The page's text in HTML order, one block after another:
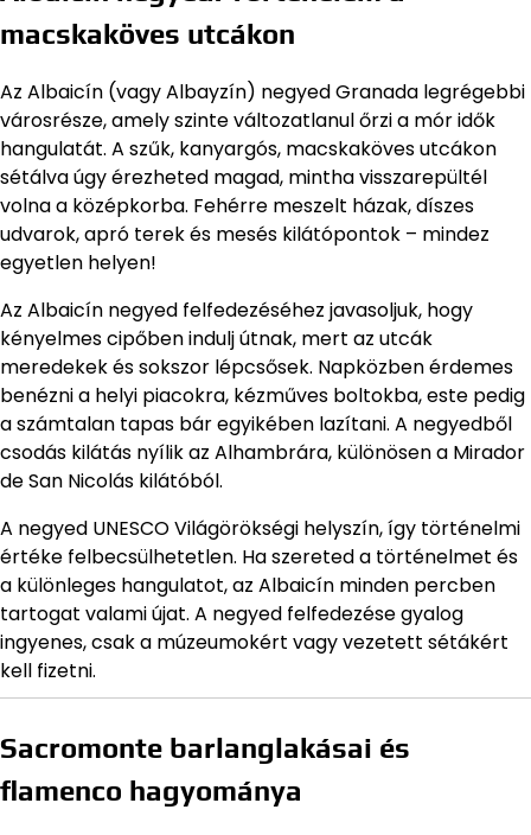
macskaköves utcákon
Az Albaicín (vagy Albayzín) negyed Granada legrégebbi
városrésze, amely szinte változatlanul őrzi a mór idők
hangulatát. A szűk, kanyargós, macskaköves utcákon
sétálva úgy érezheted magad, mintha visszarepültél
volna a középkorba. Fehérre meszelt házak, díszes
udvarok, apró terek és mesés kilátópontok – mindez
egyetlen helyen!
Az Albaicín negyed felfedezéséhez javasoljuk, hogy
kényelmes cipőben indulj útnak, mert az utcák
meredekek és sokszor lépcsősek. Napközben érdemes
benézni a helyi piacokra, kézműves boltokba, este pedig
a számtalan tapas bár egyikében lazítani. A negyedből
csodás kilátás nyílik az Alhambrára, különösen a Mirador
de San Nicolás kilátóból.
A negyed UNESCO Világörökségi helyszín, így történelmi
értéke felbecsülhetetlen. Ha szereted a történelmet és
a különleges hangulatot, az Albaicín minden percben
tartogat valami újat. A negyed felfedezése gyalog
ingyenes, csak a múzeumokért vagy vezetett sétákért
kell fizetni.
Sacromonte barlanglakásai és
flamenco hagyománya